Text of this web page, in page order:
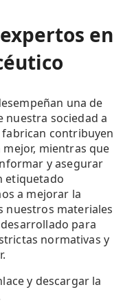
en
una de
nuestra sociedad a
contribuyen
mejor, mientras que
y asegurar
etiquetado
a mejorar la
nuestros materiales
para
normativas y
y descargar la